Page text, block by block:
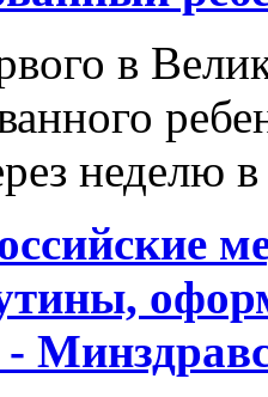
в
неделю